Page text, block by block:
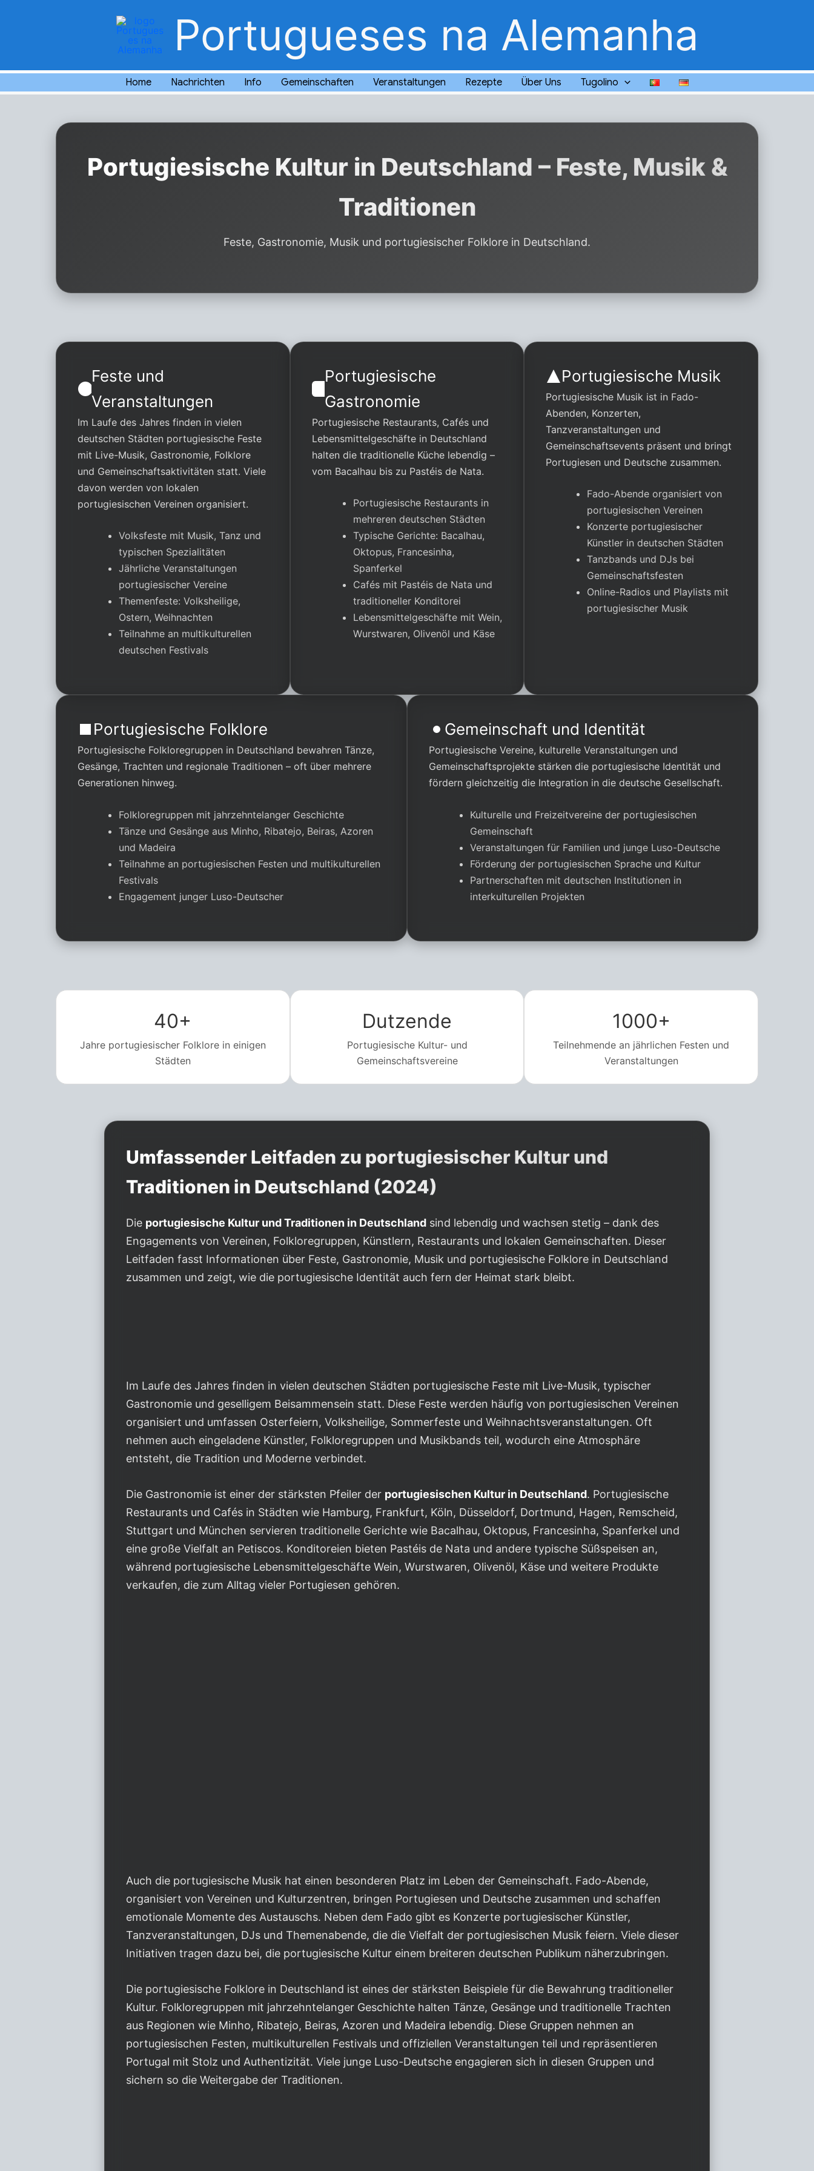
Portugueses na Alemanha
Home Nachrichten Info Gemeinschaften Veranstaltungen Rezepte Über Uns Tugolino
Portugiesische Kultur in Deutschland – Feste, Musik &
Traditionen
Feste, Gastronomie, Musik und portugiesischer Folklore in Deutschland.
Feste und
Veranstaltungen
Im Laufe des Jahres finden in vielen
deutschen Städten portugiesische Feste
mit Live-Musik, Gastronomie, Folklore
und Gemeinschaftsaktivitäten statt. Viele
davon werden von lokalen
portugiesischen Vereinen organisiert.
Volksfeste mit Musik, Tanz und
typischen Spezialitäten
Jährliche Veranstaltungen
portugiesischer Vereine
Themenfeste: Volksheilige,
Ostern, Weihnachten
Teilnahme an multikulturellen
deutschen Festivals
Portugiesische
Gastronomie
Portugiesische Restaurants, Cafés und
Lebensmittelgeschäfte in Deutschland
halten die traditionelle Küche lebendig –
vom Bacalhau bis zu Pastéis de Nata.
Portugiesische Restaurants in
mehreren deutschen Städten
Typische Gerichte: Bacalhau,
Oktopus, Francesinha,
Spanferkel
Cafés mit Pastéis de Nata und
traditioneller Konditorei
Lebensmittelgeschäfte mit Wein,
Wurstwaren, Olivenöl und Käse
Portugiesische Musik
Portugiesische Musik ist in Fado-
Abenden, Konzerten,
Tanzveranstaltungen und
Gemeinschaftsevents präsent und bringt
Portugiesen und Deutsche zusammen.
Fado-Abende organisiert von
portugiesischen Vereinen
Konzerte portugiesischer
Künstler in deutschen Städten
Tanzbands und DJs bei
Gemeinschaftsfesten
Online-Radios und Playlists mit
portugiesischer Musik
Portugiesische Folklore
Portugiesische Folkloregruppen in Deutschland bewahren Tänze,
Gesänge, Trachten und regionale Traditionen – oft über mehrere
Generationen hinweg.
Folkloregruppen mit jahrzehntelanger Geschichte
Tänze und Gesänge aus Minho, Ribatejo, Beiras, Azoren
und Madeira
Teilnahme an portugiesischen Festen und multikulturellen
Festivals
Engagement junger Luso-Deutscher
Gemeinschaft und Identität
Portugiesische Vereine, kulturelle Veranstaltungen und
Gemeinschaftsprojekte stärken die portugiesische Identität und
fördern gleichzeitig die Integration in die deutsche Gesellschaft.
Kulturelle und Freizeitvereine der portugiesischen
Gemeinschaft
Veranstaltungen für Familien und junge Luso-Deutsche
Förderung der portugiesischen Sprache und Kultur
Partnerschaften mit deutschen Institutionen in
interkulturellen Projekten
40+
Jahre portugiesischer Folklore in einigen
Städten
Dutzende
Portugiesische Kultur- und
Gemeinschaftsvereine
1000+
Teilnehmende an jährlichen Festen und
Veranstaltungen
Umfassender Leitfaden zu portugiesischer Kultur und
Traditionen in Deutschland (2024)
Die portugiesische Kultur und Traditionen in Deutschland sind lebendig und wachsen stetig – dank des
Engagements von Vereinen, Folkloregruppen, Künstlern, Restaurants und lokalen Gemeinschaften. Dieser
Leitfaden fasst Informationen über Feste, Gastronomie, Musik und portugiesische Folklore in Deutschland
zusammen und zeigt, wie die portugiesische Identität auch fern der Heimat stark bleibt.
Im Laufe des Jahres finden in vielen deutschen Städten portugiesische Feste mit Live-Musik, typischer
Gastronomie und geselligem Beisammensein statt. Diese Feste werden häufig von portugiesischen Vereinen
organisiert und umfassen Osterfeiern, Volksheilige, Sommerfeste und Weihnachtsveranstaltungen. Oft
nehmen auch eingeladene Künstler, Folkloregruppen und Musikbands teil, wodurch eine Atmosphäre
entsteht, die Tradition und Moderne verbindet.
Die Gastronomie ist einer der stärksten Pfeiler der portugiesischen Kultur in Deutschland. Portugiesische
Restaurants und Cafés in Städten wie Hamburg, Frankfurt, Köln, Düsseldorf, Dortmund, Hagen, Remscheid,
Stuttgart und München servieren traditionelle Gerichte wie Bacalhau, Oktopus, Francesinha, Spanferkel und
eine große Vielfalt an Petiscos. Konditoreien bieten Pastéis de Nata und andere typische Süßspeisen an,
während portugiesische Lebensmittelgeschäfte Wein, Wurstwaren, Olivenöl, Käse und weitere Produkte
verkaufen, die zum Alltag vieler Portugiesen gehören.
Auch die portugiesische Musik hat einen besonderen Platz im Leben der Gemeinschaft. Fado-Abende,
organisiert von Vereinen und Kulturzentren, bringen Portugiesen und Deutsche zusammen und schaffen
emotionale Momente des Austauschs. Neben dem Fado gibt es Konzerte portugiesischer Künstler,
Tanzveranstaltungen, DJs und Themenabende, die die Vielfalt der portugiesischen Musik feiern. Viele dieser
Initiativen tragen dazu bei, die portugiesische Kultur einem breiteren deutschen Publikum näherzubringen.
Die portugiesische Folklore in Deutschland ist eines der stärksten Beispiele für die Bewahrung traditioneller
Kultur. Folkloregruppen mit jahrzehntelanger Geschichte halten Tänze, Gesänge und traditionelle Trachten
aus Regionen wie Minho, Ribatejo, Beiras, Azoren und Madeira lebendig. Diese Gruppen nehmen an
portugiesischen Festen, multikulturellen Festivals und offiziellen Veranstaltungen teil und repräsentieren
Portugal mit Stolz und Authentizität. Viele junge Luso-Deutsche engagieren sich in diesen Gruppen und
sichern so die Weitergabe der Traditionen.